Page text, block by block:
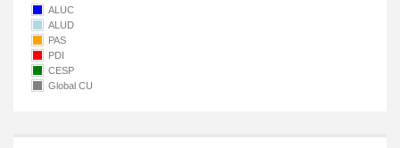
ALUC
ALUD
PAS
PDI
CESP
Global CU